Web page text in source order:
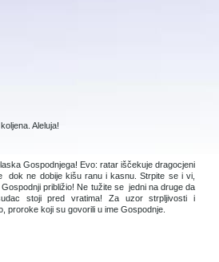
Aleluja!
Gospodnjega! Evo: ratar iščekuje dragocjeni
dok ne dobije kišu ranu i kasnu. Strpite se i vi,
približio! Ne tužite se jedni na druge da
stoji pred vratima! Za uzor strpljivosti i
proroke koji su govorili u ime Gospodnje.